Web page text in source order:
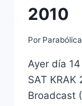
2010
Por
Ayer día
SAT
Broadcast